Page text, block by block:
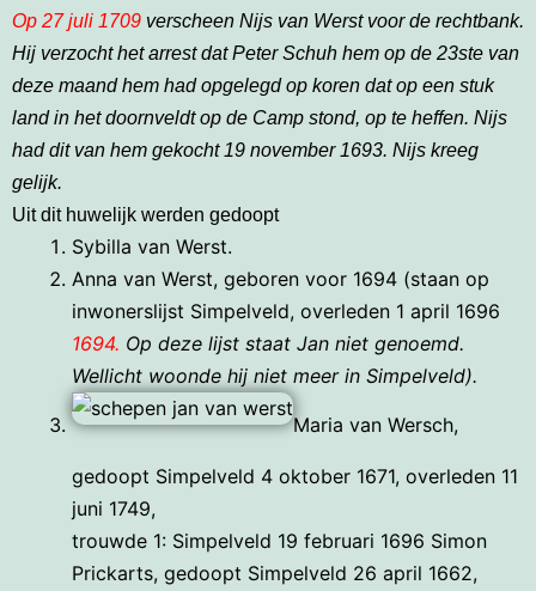
Op 27 juli 1709 verscheen Nijs van Werst voor de rechtbank.
Hij verzocht het arrest dat Peter Schuh hem op de 23ste van
deze maand hem had opgelegd op koren dat op een stuk
land in het doornveldt op de Camp stond, op te heffen. Nijs
had dit van hem gekocht 19 november 1693. Nijs kreeg
gelijk.
Uit dit huwelijk werden gedoopt
Sybilla van Werst.
Anna van Werst, geboren voor 1694 (staan op
inwonerslijst Simpelveld, overleden 1 april 1696
1694. Op deze lijst staat Jan niet genoemd.
Wellicht woonde hij niet meer in Simpelveld).
Maria van Wersch,
gedoopt Simpelveld 4 oktober 1671, overleden 11
juni 1749,
trouwde 1: Simpelveld 19 februari 1696 Simon
Prickarts, gedoopt Simpelveld 26 april 1662,